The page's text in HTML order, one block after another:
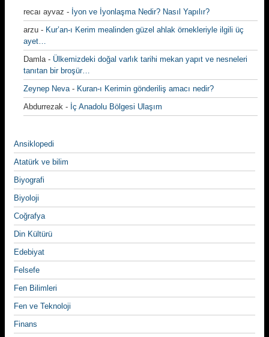
recaı ayvaz - İyon ve İyonlaşma Nedir? Nasıl Yapılır?
arzu - Kur’an-ı Kerim mealinden güzel ahlak örnekleriyle ilgili üç
ayet…
Damla- Ülkemizdeki doğal varlık tarihi mekan yapıt ve nesneleri
tanıtan bir broşür…
Zeynep Neva- Kuran-ı Kerimin gönderiliş amacı nedir?
Abdurrezak - İç Anadolu Bölgesi Ulaşım
Ansiklopedi
Atatürk ve bilim
Biyografi
Biyoloji
Coğrafya
Din Kültürü
Edebiyat
Felsefe
Fen Bilimleri
Fen ve Teknoloji
Finans